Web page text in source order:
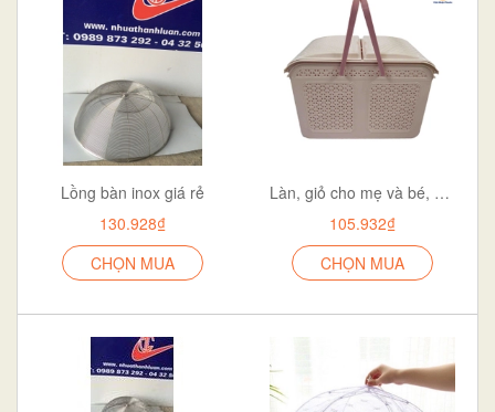
Lồng bàn inox giá rẻ
130.928₫
CHỌN MUA
Làn, giỏ cho mẹ và bé, giỏ đựng đồ giả mây
105.932₫
CHỌN MUA